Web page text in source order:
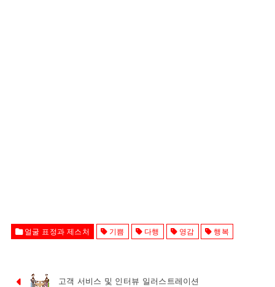
얼굴 표정과 제스처 기쁨 다행 영감 행복
고객 서비스 및 인터뷰 일러스트레이션